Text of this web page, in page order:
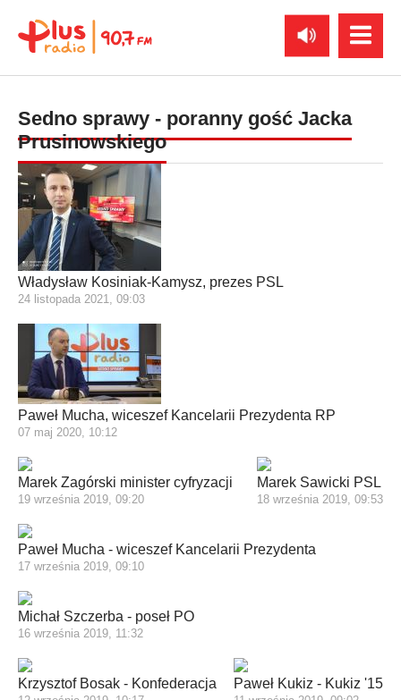
Sedno sprawy - poranny gość Jacka
Prusinowskiego
Władysław Kosiniak-Kamysz, prezes PSL
24 listopada 2021, 09:03
Paweł Mucha, wiceszef Kancelarii Prezydenta RP
07 maj 2020, 10:12
Marek Zagórski minister cyfryzacji
19 września 2019, 09:20
Marek Sawicki PSL
18 września 2019, 09:53
Paweł Mucha - wiceszef Kancelarii Prezydenta
17 września 2019, 09:10
Michał Szczerba - poseł PO
16 września 2019, 11:32
Krzysztof Bosak - Konfederacja Paweł Kukiz - Kukiz '15